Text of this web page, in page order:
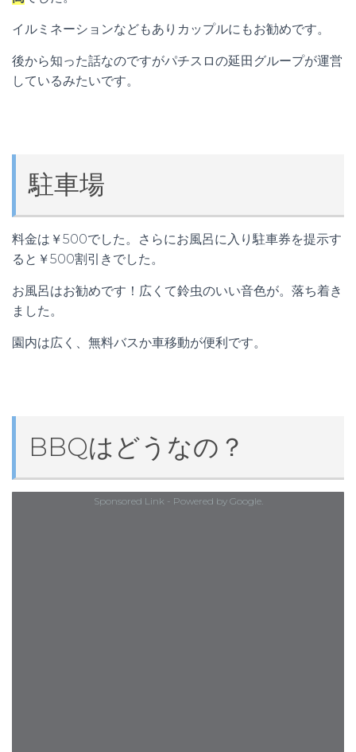
イルミネーションなどもありカップルにもお勧めです。
後から知った話なのですがパチスロの延田グループが運営
しているみたいです。
駐車場
料金は￥500でした。さらにお風呂に入り駐車券を提示す
ると￥500割引きでした。
お風呂はお勧めです！広くて鈴虫のいい音色が。落ち着き
ました。
園内は広く、無料バスか車移動が便利です。
BBQはどうなの？
Sponsored Link - Powered by Google.